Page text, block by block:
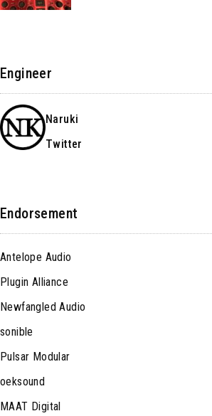
Engineer
Naruki
Twitter
Endorsement
Antelope Audio
Plugin Alliance
Newfangled Audio
sonible
Pulsar Modular
oeksound
MAAT Digital